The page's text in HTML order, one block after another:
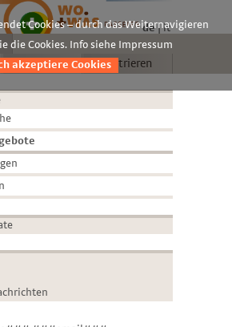
de it
Anmelden
Registrieren
Cookies – durch das Weiternavigieren
die Cookies. Info siehe Impressum
akzeptiere Cookies